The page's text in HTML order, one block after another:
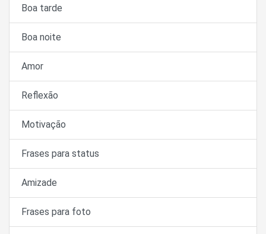
Boa tarde
Boa noite
Amor
Reflexão
Motivação
Frases para status
Amizade
Frases para foto